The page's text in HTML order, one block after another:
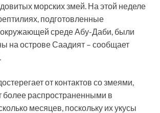
морских змей. На этой неделе
подготовленные
окружающей среде Абу-Даби, были
на острове Саадият – сообщает
от контактов со змеями,
более распространенными в
месяцев, поскольку их укусы